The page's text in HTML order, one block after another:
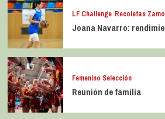
LF Challenge Recoletas
Joana Navarro:
Femenino Selección
Reunión de familia